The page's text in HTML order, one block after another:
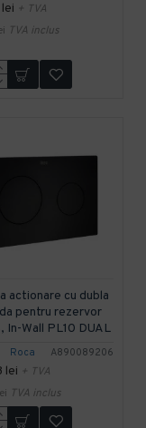
+ TVA
TVA inclus
Roca A890089206
actionare cu dubla
pentru rezervor
In-Wall PL10 DUAL
lei + TVA
TVA inclus